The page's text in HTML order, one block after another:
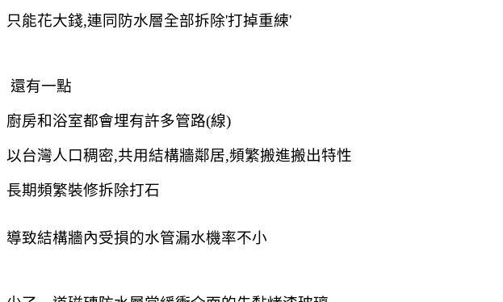
只能花大錢,連同防水層全部拆除'打掉重練'
還有一點
廚房和浴室都會埋有許多管路(線)
以台灣人口稠密,共用結構牆鄰居,頻繁搬進搬出特性
長期頻繁裝修拆除打石
導致結構牆內受損的水管漏水機率不小